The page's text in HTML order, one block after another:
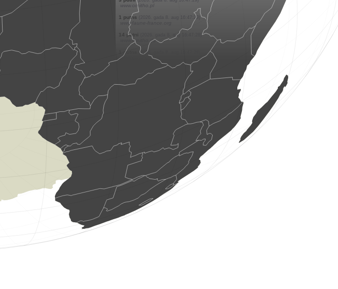
www.ornitho.pl
2 putni (2026. gada 8. aug 16:47:32)
www.faune-france.org
1 spāre (2026. gada 8. aug 16:47:31)
www.ornitho.cat
10 putni (2026. gada 8. aug 16:47:31)
www.faune-france.org
(2026. gada 8. aug 16:47:31)
www.ornitho.it
1 putns (2026. gada 8. aug 16:47:30)
(2026. gada 8. aug 16:47:30)
(2026. gada 8. aug 16:47:29)
(2026. gada 8. aug 16:47:29)
www.faune-france.org
14 putni (2026. gada 8. aug 16:47:28)
www.ornitho.de
1 putns (2026. gada 8. aug 16:47:28)
www.ornitho.at
(2026. gada 8. aug 16:47:28)
www.ornitho.pl
(2026. gada 8. aug 16:47:27)
www.ornitho.de